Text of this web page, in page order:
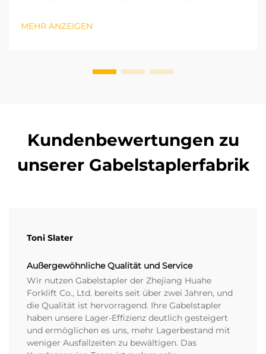
Außenlagerung und das Be- und Entladen von Fracht
MEHR ANZEIGEN
Kundenbewertungen zu
unserer Gabelstaplerfabrik
Toni Slater
Außergewöhnliche Qualität und Service
Wir nutzen Gabelstapler der Zhejiang Huahe
Forklift Co., Ltd. bereits seit über zwei Jahren, und
die Qualität ist hervorragend. Ihre Gabelstapler
haben unsere Lager-Effizienz deutlich gesteigert
und ermöglichen es uns, mehr Lagerbestand mit
weniger Ausfallzeiten zu bewältigen. Das